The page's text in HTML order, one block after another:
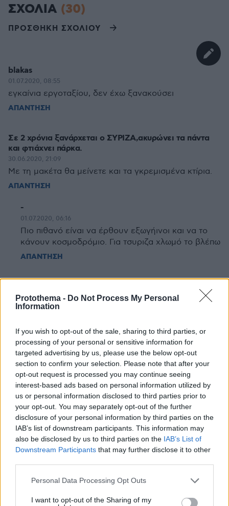
Protothema - Do Not Process My Personal
Information
If you wish to opt-out of the sale, sharing to third parties, or
processing of your personal or sensitive information for
targeted advertising by us, please use the below opt-out
section to confirm your selection. Please note that after your
opt-out request is processed you may continue seeing
interest-based ads based on personal information utilized by
us or personal information disclosed to third parties prior to
your opt-out. You may separately opt-out of the further
disclosure of your personal information by third parties on the
IAB’s list of downstream participants. This information may
also be disclosed by us to third parties on the IAB’s List of
Downstream Participants that may further disclose it to other
Please note that this website/app uses one or more Google
not limited to your visit or usage behaviour. You may click to
Personal Data Processing Opt Outs
I want to opt-out of the Sharing of my
ΣΧΟΛΙΑ (30)
ΠΡΟΣΘΗΚΗ ΣΧΟΛΙΟΥ
blakas
01.07.2020, 08:55
εγκαίνια εργοταξίου, δεν έχω ξανακούσει
ΑΠΑΝΤΗΣΗ
Σε 2 χρόνια ξανάρχεται ο ΣΥΡΙΖΑ,ακυρώνει τα πάντα
και φτιάχνει πάρκα.
30.06.2020, 21:09
Με τη μακέτα θα μείνετε και τα γκρεμισμένα κτίρια.
ΑΠΑΝΤΗΣΗ
-
01.07.2020, 06:16
Πιο πιθανό είναι να έρθουν εξωγήινοι και να το
κάνουν κοσμοδρόμιο. Για τσυριζα χλωμό το βλέπω
ΑΠΑΝΤΗΣΗ
30.06.2020, 19:50
Οι Μπλε Συριζαιοι ειναι το ιδιο σανοφαγοι οσο οι
Κρατος χτιζει για να φανει οτι χτιζει. Για γελια
κυβερνηση της μακετας
ΑΠΑΝΤΗΣΗ
Νίκη
Δεν πειράζει. Καλά κάνει
ΑΠΑΝΤΗΣΗ
Αγοραστής μεζονέττας
Κούλης, απο αυτές που θα χτιστούν με